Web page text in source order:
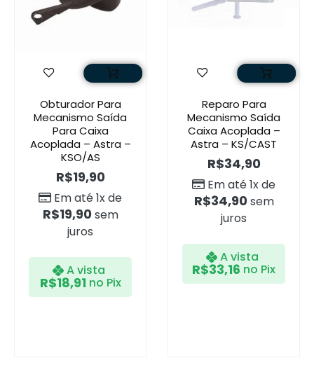
Obturador Para
Mecanismo Saída
Para Caixa
Acoplada – Astra –
KSO/AS
R$19,90
Em até 1x de
R$19,90 sem
juros
A vista
R$18,91 no Pix
Reparo Para
Mecanismo Saída
Caixa Acoplada –
Astra – KS/CAST
R$34,90
Em até 1x de
R$34,90 sem
juros
A vista
R$33,16 no Pix